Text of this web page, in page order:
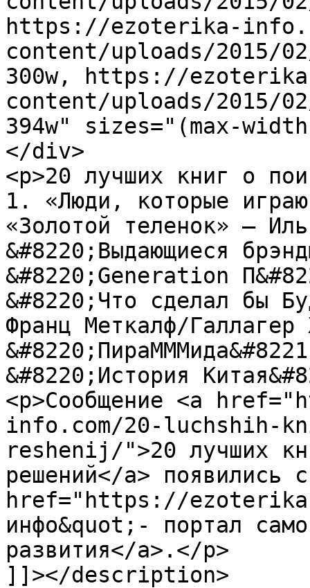
https://ezoterika-
content/uploads/2015/02/
300w, https://
content/uploads/2015/02/
394w" sizes="(max-
</div>
<p>20 лучших книг о
1. «Люди, которые
«Золотой теленок» —
&#8220;Выдающиеся
&#8220;Generation
&#8220;Что сделал бы
Франц Меткалф/
&#8220;История
<p>Сообщение <a
info.com/20-luchshih-
reshenij/">20 лучших
решений</a> появились
href="https://ezoterika-
инфо&quot;- портал
развития</a>.</p>
]]></description>